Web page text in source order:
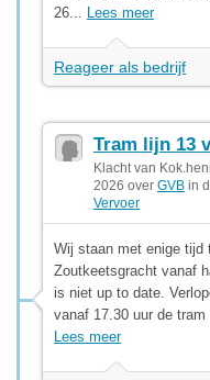
26... Lees meer
Reageer als bedrijf
Tram lijn 13
Klacht van
2026 over GVB in
Vervoer
Wij staan met enige tijd
Zoutkeetsgracht vanaf
is niet up to date.
vanaf 17.30 uur de tram
Lees meer